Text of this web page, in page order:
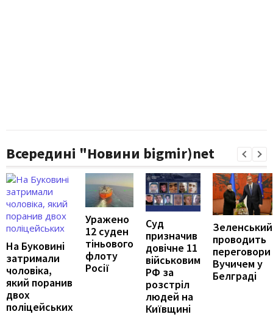
Всередині "Новини bigmir)net
На Буковині
затримали
чоловіка,
який поранив
двох
поліцейських
Уражено
12 суден
тіньового
флоту
Росії
Суд
призначив
довічне 11
військовим
РФ за
розстріл
людей на
Київщині
Зеленський
проводить
переговори
Вучичем у
Белграді